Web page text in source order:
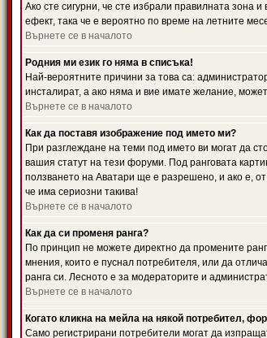
Ако сте сигурни, че сте избрали правилната зона
ефект, така че е вероятно по време на летните
Върнете се в началото
Родния ми език го няма в списъка!
Най-вероятните причини за това са:
инсталират, а ако няма и вие имате желание,
Върнете се в началото
Как да поставя изображение под името ми?
При разглеждане на теми под името ви могат да
вашия статут на тези форуми. Под ранговата
ползването на Аватари ще е разрешено, и ако е,
че има сериозни такива!
Върнете се в началото
Как да си променя ранга?
По принцип не можете директно да промените
мнения, които е пуснал потребителя, или да
ранга си. Лесното е за модераторите и
Върнете се в началото
Когато кликна на мейла на някой потребител,
Само регистрирани потребители могат да